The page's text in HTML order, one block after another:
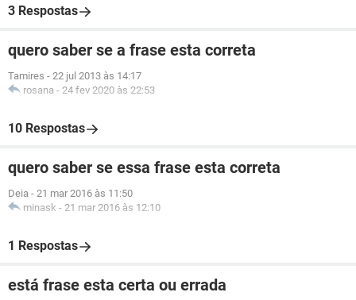
3 Respostas
quero saber se a frase esta correta
Tamires - 22 jul 2013 às 14:17
rosana - 24 fev 2020 às 22:53
10 Respostas
quero saber se essa frase esta correta
Deia - 21 mar 2016 às 11:50
minask - 21 mar 2016 às 12:10
1 Respostas
está frase esta certa ou errada